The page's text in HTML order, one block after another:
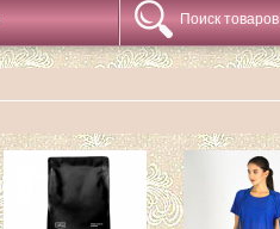
Поиск товаров